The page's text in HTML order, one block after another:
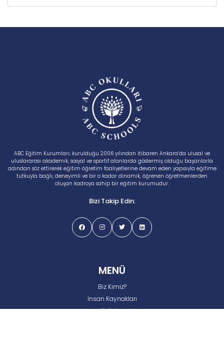
ABC Eğitim Kurumları; kurulduğu 2006 yılından itibaren Ankara’da ulusal ve
uluslararası akademik, sosyal ve sportif alanlarda göstermiş olduğu başarılarla
adından söz ettirerek eğitim öğretim faaliyetlerine devam eden yapısıyla eğitime
tutkuyla bağlı, deneyimli ve bir o kadar dinamik, öğrenen öğretmenlerden
oluşan kadroya sahip bir eğitim kurumudur.
Bizi Takip Edin:
MENÜ
Biz Kimiz?
İnsan Kaynakları
İletişim